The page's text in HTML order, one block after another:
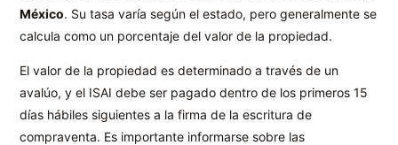
México. Su tasa varía según el estado, pero generalmente se
calcula como un porcentaje del valor de la propiedad.
El valor de la propiedad es determinado a través de un
avalúo, y el ISAI debe ser pagado dentro de los primeros 15
días hábiles siguientes a la firma de la escritura de
compraventa. Es importante informarse sobre las